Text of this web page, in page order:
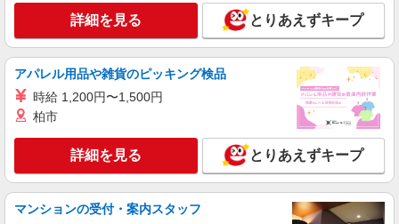
基づき交通費支給
大阪府大阪市北区（大阪メトロ御堂筋線中津
駅）
キープ 詳細を見る
株式会社パソナ・大阪(NO.6001174540)
一般事務/広報事務
月給266800円 ★交通費規定に基づき交通費支
給
詳細を見る とりあえずキープ
アパレル用品や雑貨のピッキング検品
時給 1,200円〜1,500円
柏市
詳細を見る とりあえずキープ
マンションの受付・案内スタッフ